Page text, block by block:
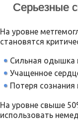
Серьезные
На уровне
становятся
Сильная одышка
Учащенное
Потеря сознания
На уровне свыше
использовать